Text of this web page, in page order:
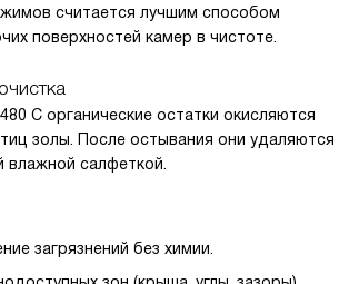
считается лучшим способом
поверхностей камер в чистоте.
C органические остатки окисляются
золы. После остывания они удаляются
влажной салфеткой.
загрязнений без химии.